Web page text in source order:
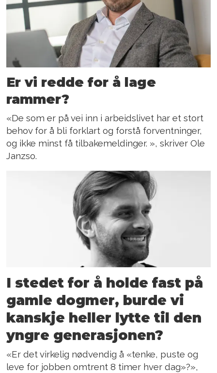
Er vi redde for å lage
rammer?
«De som er på vei inn i arbeidslivet har et stort
behov for å bli forklart og forstå forventninger,
og ikke minst få tilbakemeldinger. », skriver Ole
Janzso.
I stedet for å holde fast på
gamle dogmer, burde vi
kanskje heller lytte til den
yngre generasjonen?
«Er det virkelig nødvendig å «tenke, puste og
leve for jobben omtrent 8 timer hver dag»?»,